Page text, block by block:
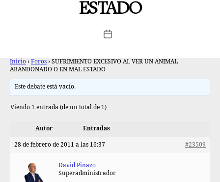
ESTADO
Inicio › Foros › SUFRIMIENTO EXCESIVO AL VER UN ANIMAL
ABANDONADO O EN MAL ESTADO
Este debate está vacío.
Viendo 1 entrada (de un total de 1)
Autor Entradas
28 de febrero de 2011 a las 16:37 #23509
David Pinazo
Superadministrador